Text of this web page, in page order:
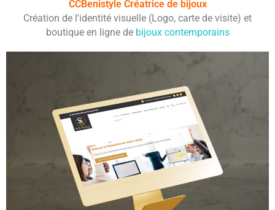
CCBenistyle Créatrice de bijoux
Création de l'identité visuelle (Logo, carte de visite) et
boutique en ligne de bijoux contemporains